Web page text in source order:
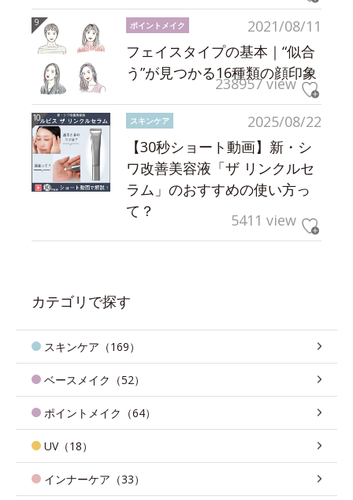
2021/08/11
ポイントメイク
フェイスタイプの基本｜“似合
う”が見つかる16種類の顔印象
238957 view
2025/08/22
スキンケア
【30秒ショート動画】新・シ
ワ改善美容液「ザ リンクルセ
ラム」のおすすめの使い方っ
て？
5411 view
カテゴリで探す
スキンケア（169）
ベースメイク（52）
ポイントメイク（64）
UV（18）
インナーケア（33）